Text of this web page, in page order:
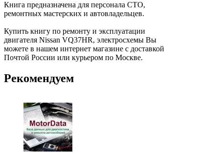
Книга предназначена для персонала СТО,
ремонтных мастерских и автовладельцев.
Купить книгу по ремонту и эксплуатации
двигателя Nissan VQ37HR, электросхемы Вы
можете в нашем интернет магазине с доставкой
Почтой России или курьером по Москве.
Рекомендуем